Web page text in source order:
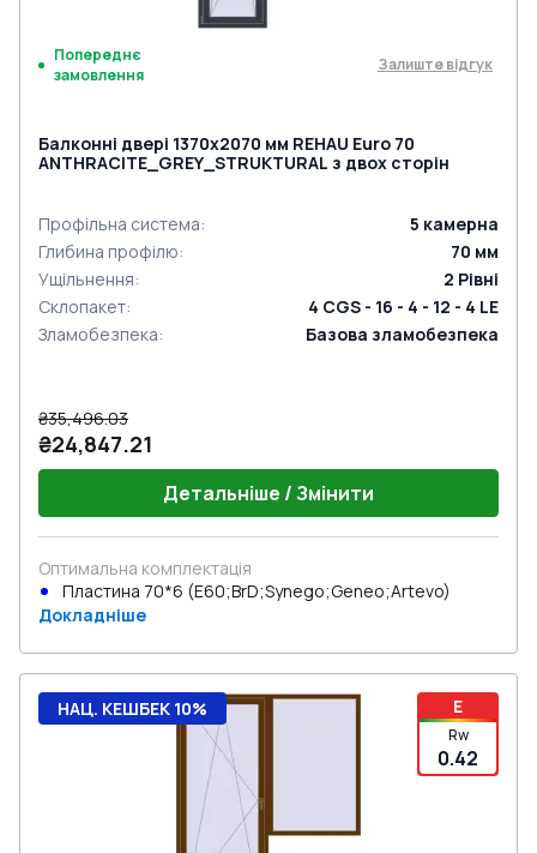
Попереднє
замовлення
Залиште відгук
Балконні двері 1370x2070 мм REHAU Euro 70
ANTHRACITE_GREY_STRUKTURAL з двох сторін
Профільна система: 5 камерна
Глибина профілю: 70 мм
Ущільнення: 2 Рівні
Склопакет:
4 CGS - 16 - 4 - 12 - 4 LE
Зламобезпека: Базова зламобезпека
₴35,496.03
₴24,847.21
Детальніше / Змінити
Оптимальна комплектація
Пластина 70*6 (E60;BrD;Synego;Geneo;Artevo)
Докладніше
E
Rw
0.42
НАЦ. КЕШБЕК 10%